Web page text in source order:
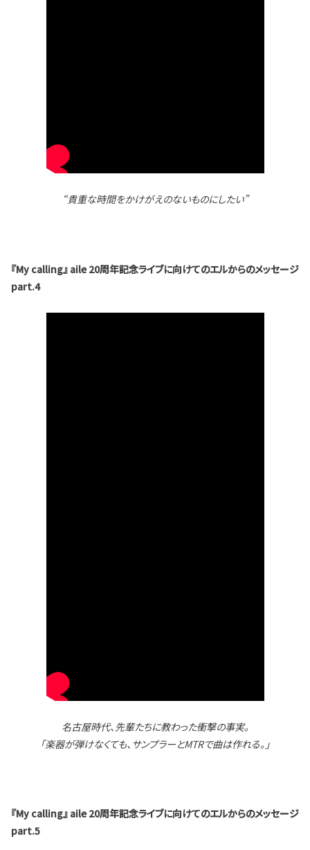
“貴重な時間をかけがえのないものにしたい”
『My calling』 aile 20周年記念ライブに向けてのエルからのメッセージ
part.4
名古屋時代、先輩たちに教わった衝撃の事実。
「楽器が弾けなくても、サンプラーとMTRで曲は作れる。」
『My calling』 aile 20周年記念ライブに向けてのエルからのメッセージ
part.5